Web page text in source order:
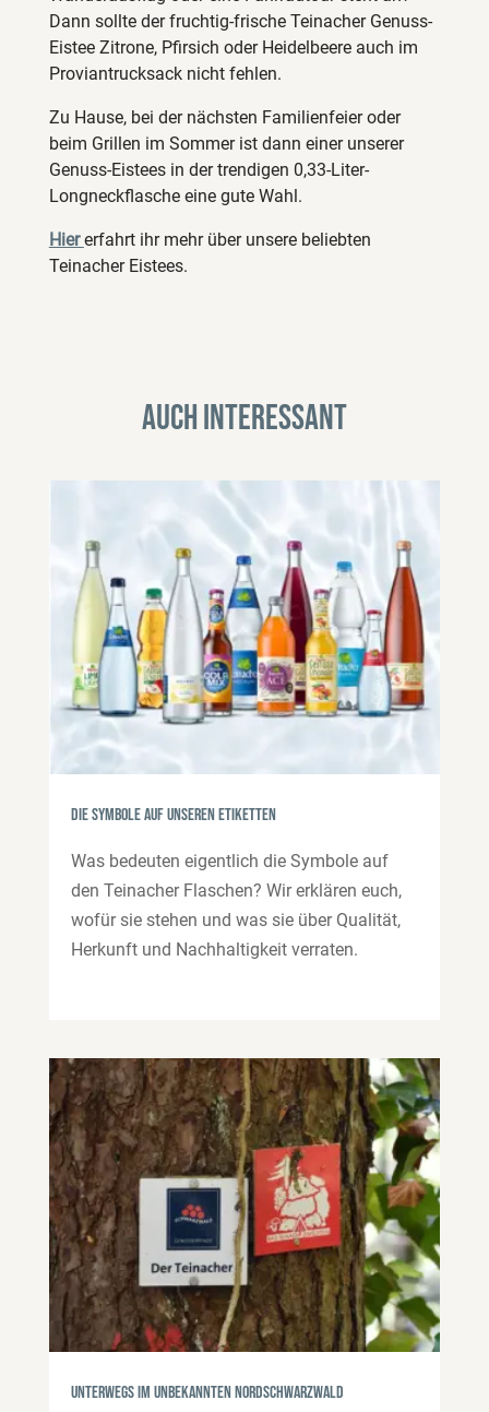
Dann sollte der fruchtig-frische Teinacher Genuss-
Eistee Zitrone, Pfirsich oder Heidelbeere auch im
Proviantrucksack nicht fehlen.
Zu Hause, bei der nächsten Familienfeier oder
beim Grillen im Sommer ist dann einer unserer
Genuss-Eistees in der trendigen 0,33-Liter-
Longneckflasche eine gute Wahl.
Hiererfahrt ihr mehr über unsere beliebten
Teinacher Eistees.
Auch interessant
Die Symbole auf unseren Etiketten
Was bedeuten eigentlich die Symbole auf
den Teinacher Flaschen? Wir erklären euch,
wofür sie stehen und was sie über Qualität,
Herkunft und Nachhaltigkeit verraten.
Unterwegs im unbekannten Nordschwarzwald